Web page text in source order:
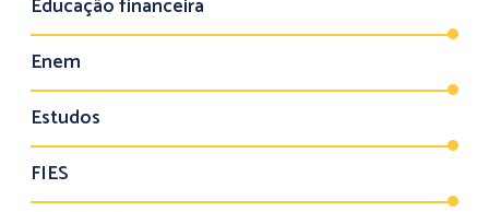
Educação financeira
Enem
Estudos
FIES